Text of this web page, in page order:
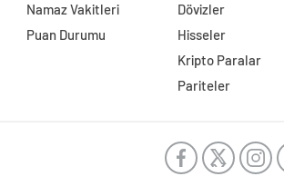
Namaz Vakitleri
Puan Durumu
Dövizler
Hisseler
Kripto Paralar
Pariteler